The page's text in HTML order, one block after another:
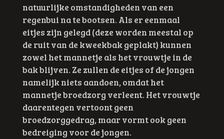
natuurlijke omstandigheden van een
regenbui na te bootsen. Als er eenmaal
eitjes zijn gelegd (deze worden meestal op
de ruit van de kweekbak geplakt) kunnen
zowel het mannetje als het vrouwtje in de
bak blijven. Ze zullen de eitjes of de jongen
namelijk niets aandoen, omdat het
mannetje broedzorg verleent. Het vrouwtje
daarentegen vertoont geen
broedzorggedrag, maar vormt ook geen
bedreiging voor de jongen.